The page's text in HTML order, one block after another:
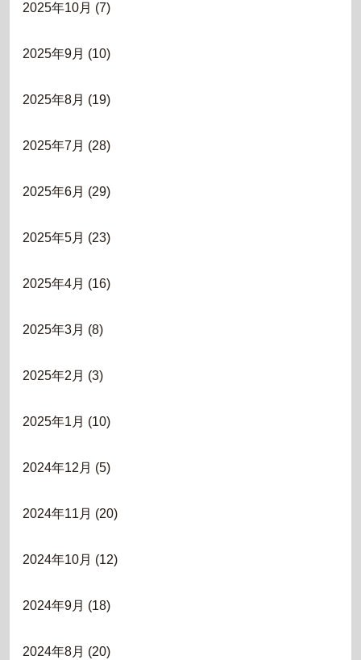
2025年10月 (7)
2025年9月 (10)
2025年8月 (19)
2025年7月 (28)
2025年6月 (29)
2025年5月 (23)
2025年4月 (16)
2025年3月 (8)
2025年2月 (3)
2025年1月 (10)
2024年12月 (5)
2024年11月 (20)
2024年10月 (12)
2024年9月 (18)
2024年8月 (20)